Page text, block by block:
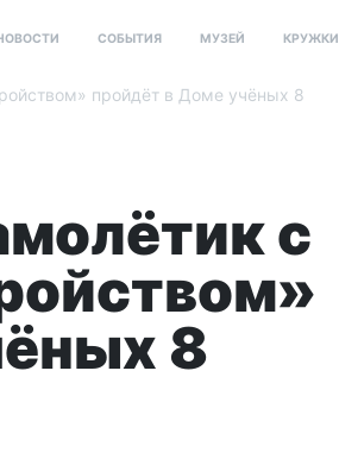
СОБЫТИЯ МУЗЕЙ КРУЖКИ
пройдёт в Доме учёных 8
с
8